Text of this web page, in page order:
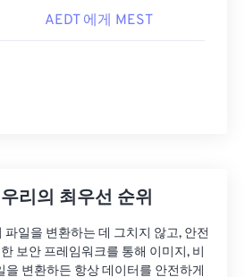
AEDT 에게 MEST
리의 최우선 순위
일을 변환하는 데 그치지 않고, 안전
보안 프레임워크를 통해 이미지, 비
을 변환하든 항상 데이터를 안전하게